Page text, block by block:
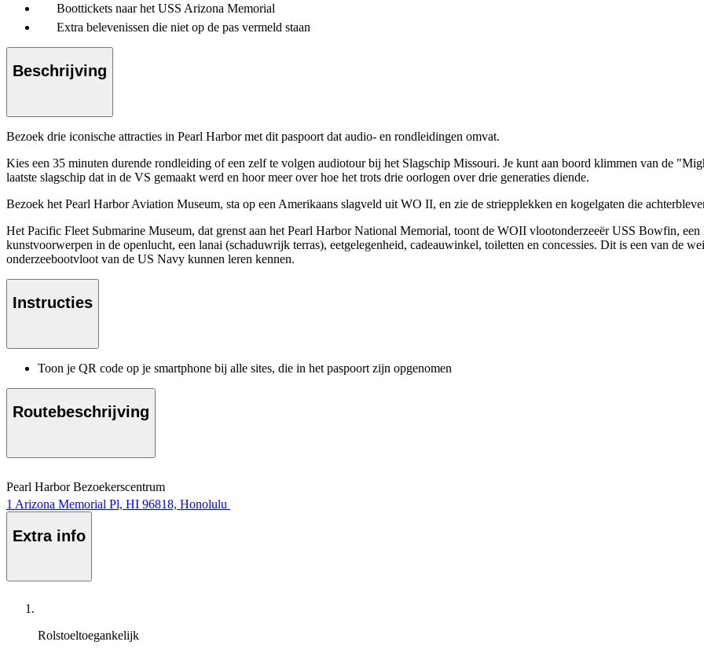
Boottickets naar het USS Arizona Memorial
Extra belevenissen die niet op de pas vermeld staan
Beschrijving
Bezoek drie iconische attracties in Pearl Harbor met dit paspoort dat audio- en rondleidingen omvat.
Kies een 35 minuten durende rondleiding of een zelf te volgen audiotour bij het Slagschip Missouri. Je kunt aan boord klimmen van de
laatste slagschip dat in de VS gemaakt werd en hoor meer over hoe het trots drie oorlogen over drie generaties diende.
Bezoek het Pearl Harbor Aviation Museum, sta op een Amerikaans slagveld uit WO II, en zie de striepplekken en kogelgaten die
Het Pacific Fleet Submarine Museum, dat grenst aan het Pearl Harbor National Memorial, toont de WOII vlootonderzeeër USS Bowfin,
kunstvoorwerpen in de openlucht, een lanai (schaduwrijk terras), eetgelegenheid, cadeauwinkel, toiletten en concessies. Dit is een van de
onderzeebootvloot van de US Navy kunnen leren kennen.
Instructies
Toon je QR code op je smartphone bij alle sites, die in het paspoort zijn opgenomen
Routebeschrijving
Pearl Harbor Bezoekerscentrum
1 Arizona Memorial Pl, HI 96818, Honolulu
Extra info
Rolstoeltoegankelijk